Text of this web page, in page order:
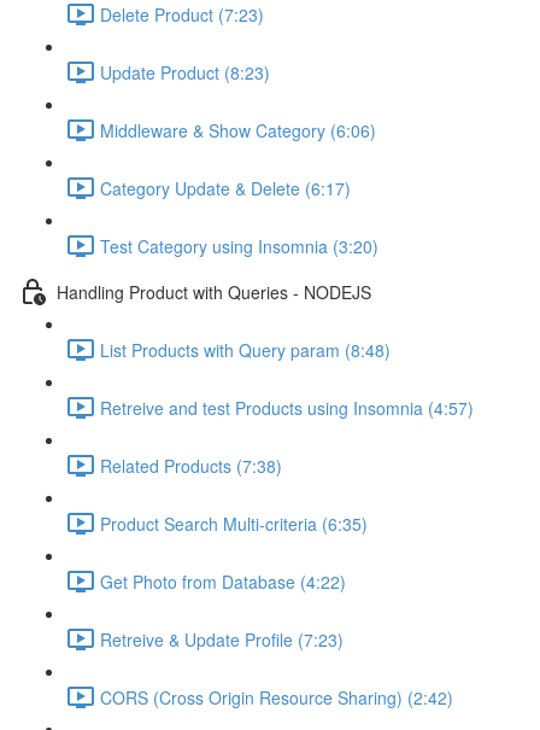
Delete Product (7:23)
Update Product (8:23)
Middleware & Show Category (6:06)
Category Update & Delete (6:17)
Test Category using Insomnia (3:20)
Handling Product with Queries - NODEJS
List Products with Query param (8:48)
Retreive and test Products using Insomnia (4:57)
Related Products (7:38)
Product Search Multi-criteria (6:35)
Get Photo from Database (4:22)
Retreive & Update Profile (7:23)
CORS (Cross Origin Resource Sharing) (2:42)